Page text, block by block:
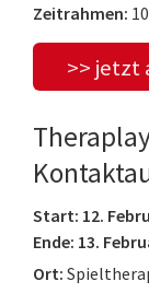
Zeitrahmen:
>> jetzt
Start: 12.
Ende: 13.
Ort: